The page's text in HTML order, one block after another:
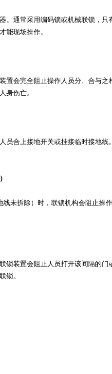
。通常采用编码锁或机械联锁，
能现场操作。
置会完全阻止操作人员分、合与
身伤亡。
员合上接地开关或挂接临时接地
未拆除）时，联锁机构会阻止操
装置会阻止人员打开该间隔的门
锁。